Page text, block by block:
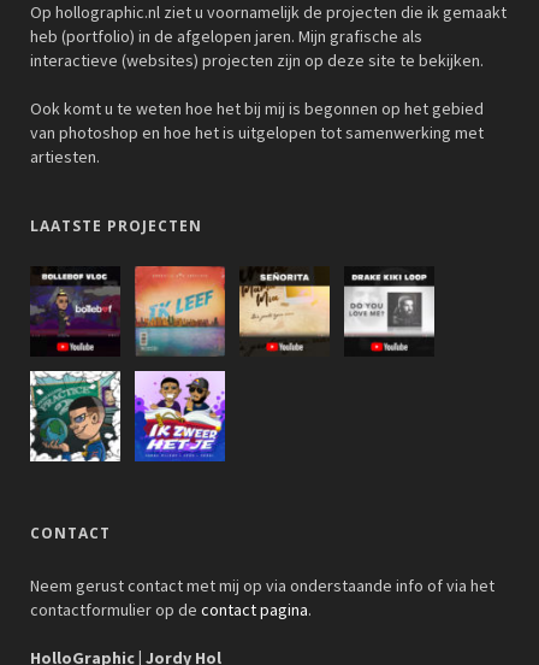
Op hollographic.nl ziet u voornamelijk de projecten die ik gemaakt
heb (portfolio) in de afgelopen jaren. Mijn grafische als
interactieve (websites) projecten zijn op deze site te bekijken.
Ook komt u te weten hoe het bij mij is begonnen op het gebied
van photoshop en hoe het is uitgelopen tot samenwerking met
artiesten.
LAATSTE PROJECTEN
CONTACT
Neem gerust contact met mij op via onderstaande info of via het
contactformulier op de contact pagina.
HolloGraphic | Jordy Hol